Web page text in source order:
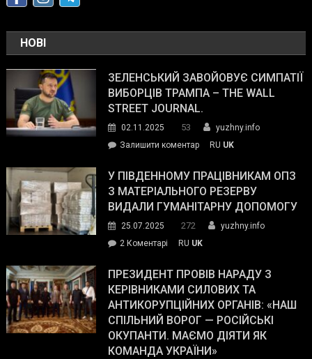
НОВІ
ЗЕЛЕНСЬКИЙ ЗАВОЙОВУЄ СИМПАТІЇ
ВИБОРЦІВ ТРАМПА – THE WALL
STREET JOURNAL.
02.11.2025 53
yuzhny.info
Залишити коментарon
завойовує
симпатії
виборців
The
Street
Journal.
RU UK
У ПІВДЕННОМУ ПРАЦІВНИКАМ ОПЗ
З МАТЕРІАЛЬНОГО РЕЗЕРВУ
ВИДАЛИ ГУМАНІТАРНУ ДОПОМОГУ
25.07.2025 272
yuzhny.info
2 Коментарі
Південному
працівникам
ОПЗ
з
матеріального
резерву
RU UK
ПРЕЗИДЕНТ ПРОВІВ НАРАДУ З
КЕРІВНИКАМИ СИЛОВИХ ТА
АНТИКОРУПЦІЙНИХ ОРГАНІВ: «НАШ
СПІЛЬНИЙ ВОРОГ — РОСІЙСЬКІ
ОКУПАНТИ. МАЄМО ДІЯТИ ЯК
КОМАНДА УКРАЇНИ»